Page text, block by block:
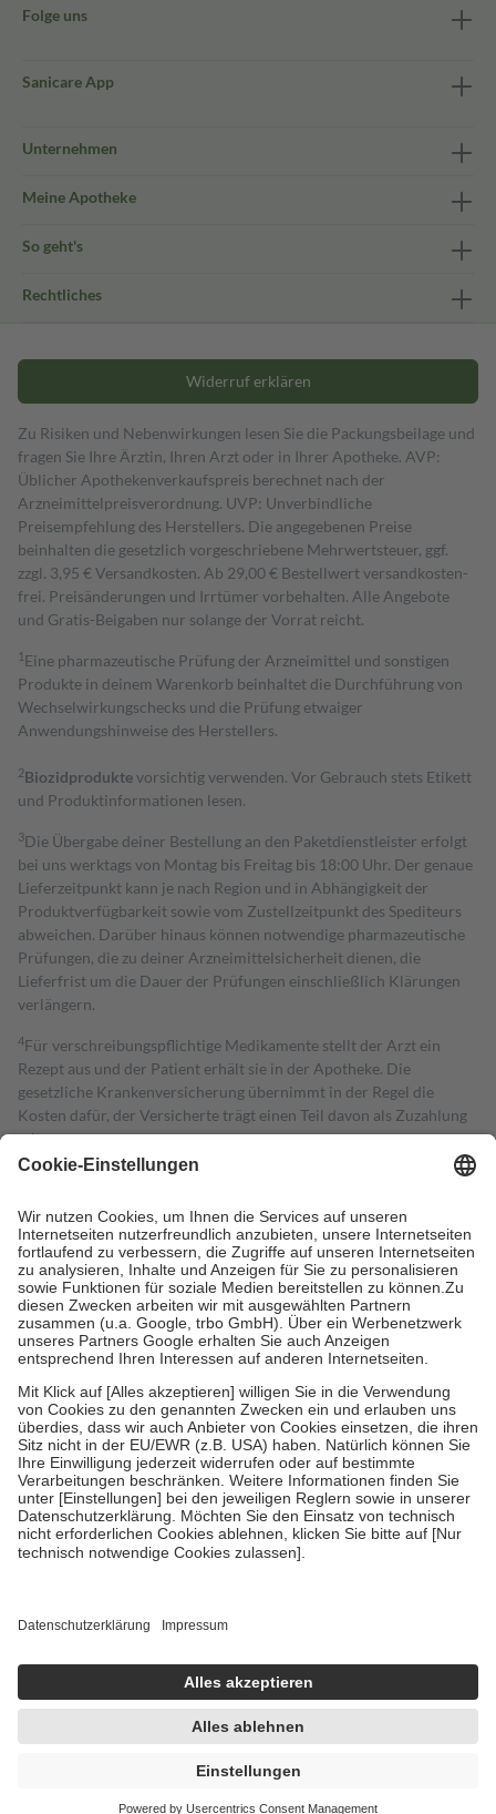
Folge uns
Sanicare App
Unternehmen
Meine Apotheke
So geht's
Rechtliches
Widerruf erklären
Zu Risiken und Nebenwirkungen lesen Sie die Packungsbeilage und
fragen Sie Ihre Ärztin, Ihren Arzt oder in Ihrer Apotheke. AVP:
Üblicher Apothekenverkaufspreis berechnet nach der
Arzneimittelpreisverordnung. UVP: Unverbindliche
Preisempfehlung des Herstellers. Die angegebenen Preise
beinhalten die gesetzlich vorgeschriebene Mehrwertsteuer, ggf.
zzgl. 3,95 € Versandkosten. Ab 29,00 € Bestell­wert versand­kosten­
frei. Preisänderungen und Irrtümer vorbehalten. Alle Angebote
und Gratis-Beigaben nur solange der Vorrat reicht.
1 Eine pharmazeutische Prüfung der Arzneimittel und sonstigen
Produkte in deinem Warenkorb beinhaltet die Durchführung von
Wechselwirkungschecks und die Prüfung etwaiger
Anwendungshinweise des Herstellers.
2Biozidproduktevorsichtig verwenden. Vor Gebrauch stets Etikett
und Produktinformationen lesen.
3Die Übergabe deiner Bestellung an den Paketdienstleister erfolgt
bei uns werktags von Montag bis Freitag bis 18:00 Uhr. Der genaue
Lieferzeitpunkt kann je nach Region und in Abhängigkeit der
Produktverfügbarkeit sowie vom Zustellzeitpunkt des Spediteurs
abweichen. Darüber hinaus können notwendige pharmazeutische
Prüfungen, die zu deiner Arzneimittelsicherheit dienen, die
Lieferfrist um die Dauer der Prüfungen einschließlich Klärungen
verlängern.
4Für verschreibungspflichtige Medikamente stellt der Arzt ein
Rezept aus und der Patient erhält sie in der Apotheke. Die
gesetzliche Krankenversicherung übernimmt in der Regel die
Kosten dafür, der Versicherte trägt einen Teil davon als Zuzahlung
mit.
Grundsätzlich leisten Mitglieder Zuzahlungen in Höhe von zehn
höchstens zehn Euro.
Es sind jedoch nie mehr als die tatsächlichen
Kosten der Leistung zu entrichten.
Diese Regeln gelten grundsätzlich auch für Online-Apotheken.
Bei Heilmitteln und häuslicher Krankenpflege beträgt die
Zuzahlung zehn Prozent der Kosten sowie zehn Euro je
Verordnung.
Um das Engagement der Versicherten für ihre eigene Gesundheit zu
stärken und die besondere Stellung der Familie zu unterstützen,
fallenkeine Zuzahlungenan bei:
• Kindern und Jugendlichen bis zum vollendeten 18. Lebensjahr
mit Ausnahme der Fahrkosten
• Untersuchungen zur Vorsorge und Früherkennung, die von der
GKV getragen werden
• empfohlenen Schutzimpfungen
• Harn- und Blutteststreifen
getroffen, um sicherzustellen, dass es sich um echte Bewertungen
https://help.etrusted.com/hc/de/articles/4419944605341
Einige Bilder und Inhalte wurden unter Zuhilfenahme künstlicher